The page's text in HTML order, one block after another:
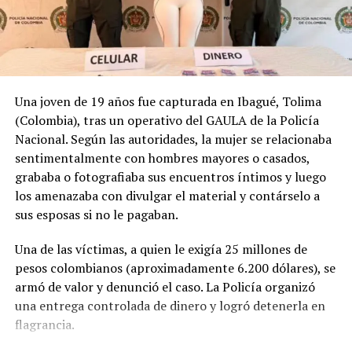
VIDEO: Pelea entre dos
motoristas del transporte
hace viral en redes sociales
19 febrero, 2020
En «Sucesos»
RELATED TOPICS: ARMA DE FUEGO
AUTOBUSES
CARRETERA
ENFRENTAMIENTO
GUATEMALA
MOTORISTAS
NOTICIAS GUATEMALA
PALOS
PATADAS PELEA
TRANSPORTE COLECTIVO
TRANSPORTE INTERDEPARTAMENTAL
TRANSPORTE PÚBLICO
VIDEO
VIDEO VIRAL
VIOLENCIA
UP NEXT
Ismael “El Mayo” Zambada acepta sentencia impuesta
Una joven de 19 años fue capturada en Ibagué, Tolima
(Colombia), tras un operativo del GAULA de la Policía
Nacional. Según las autoridades, la mujer se relacionaba
sentimentalmente con hombres mayores o casados,
grababa o fotografiaba sus encuentros íntimos y luego
los amenazaba con divulgar el material y contárselo a
sus esposas si no le pagaban.
Una de las víctimas, a quien le exigía 25 millones de
pesos colombianos (aproximadamente 6.200 dólares), se
armó de valor y denunció el caso. La Policía organizó
una entrega controlada de dinero y logró detenerla en
flagrancia.